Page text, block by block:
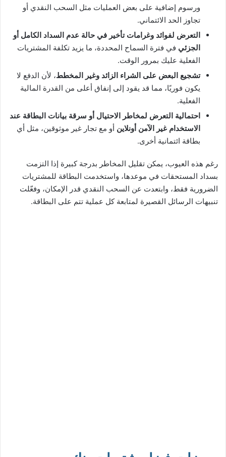
ورسوم إضافية على بعض العمليات مثل السحب النقدي أو
تجاوز الحد الائتماني.
التعرض لفوائد وغرامات تأخير في حالة عدم السداد الكامل أو
الجزئي في فترة السماح المحددة، ما يزيد تكلفة المشتريات
الفعلية عليك بمرور الوقت.
تشجيع البعض على الشراء الزائد وغير المخطط، لأن الدفع لا
يكون فوريًا، مما قد يقود إلى إنفاق أعلى من القدرة المالية
الفعلية.
احتمالية التعرض لمخاطر الاحتيال أو سرقة بيانات البطاقة عند
الاستخدام غير الآمن أونلاين أو مع تجار غير موثوقين، مثل أي
بطاقة ائتمانية أخرى.
رغم هذه العيوب، يمكن تقليل المخاطر بدرجة كبيرة إذا التزمت
بسداد المستحقات في موعدها، واستخدمت البطاقة للمشتريات
الضرورية فقط، وابتعدت عن السحب النقدي قدر الإمكان، وفعّلت
تنبيهات الرسائل القصيرة لمتابعة كل عملية تتم على البطاقة.